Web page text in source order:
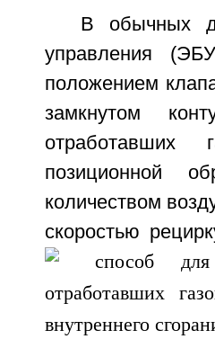
В обычных
управления
положением
замкнутом
отработавших
позиционной
количеством
скоростью